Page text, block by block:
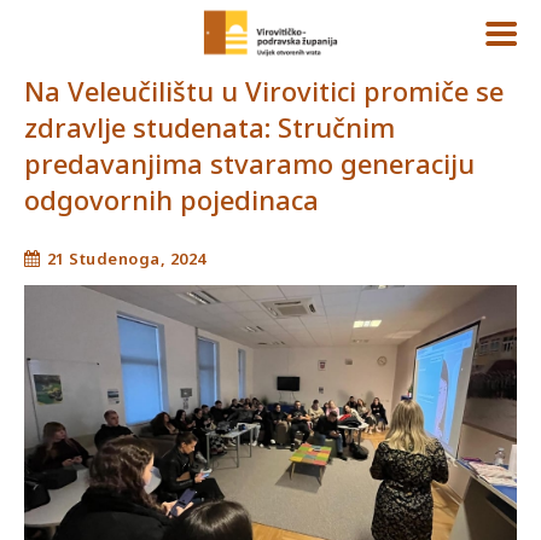
Na Veleučilištu u Virovitici promiče se
zdravlje studenata: Stručnim
predavanjima stvaramo generaciju
odgovornih pojedinaca
21 Studenoga, 2024